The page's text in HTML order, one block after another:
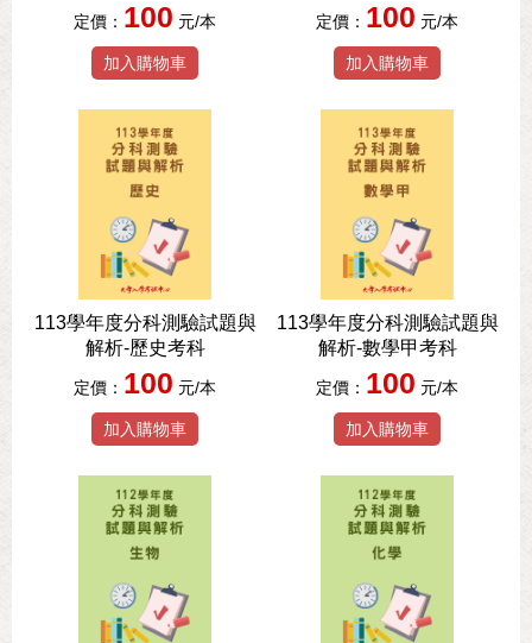
定價： 100 元/本
加入購物車
定價： 100 元/本
加入購物車
113學年度分科測驗試題與
解析-歷史考科
定價： 100 元/本
加入購物車
113學年度分科測驗試題與
解析-數學甲考科
定價： 100 元/本
加入購物車